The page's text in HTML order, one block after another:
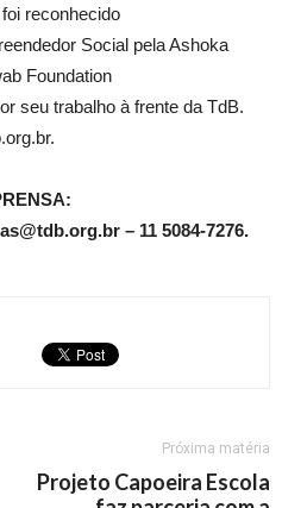
reconhecido
Social pela Ashoka
Foundation
seu trabalho à frente da TdB.
– 11 5084-7276.
Próxima matéria
Projeto Capoeira Escola